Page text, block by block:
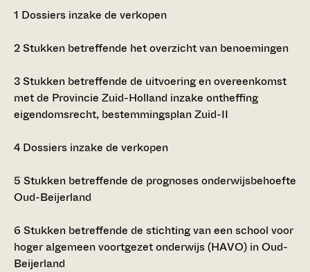
1 Dossiers inzake de verkopen
2Stukken betreffende het overzicht van benoemingen
3Stukken betreffende de uitvoering en overeenkomst
met de Provincie Zuid-Holland inzake ontheffing
eigendomsrecht, bestemmingsplan Zuid-II
4 Dossiers inzake de verkopen
5 Stukken betreffende de prognoses onderwijsbehoefte
Oud-Beijerland
6 Stukken betreffende de stichting van een school voor
hoger algemeen voortgezet onderwijs (HAVO) in Oud-
Beijerland